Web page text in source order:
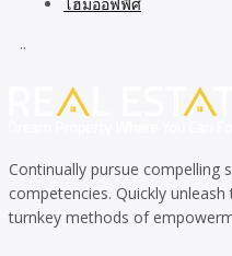
..
Continually pursue compelling
competencies. Quickly
turnkey methods of